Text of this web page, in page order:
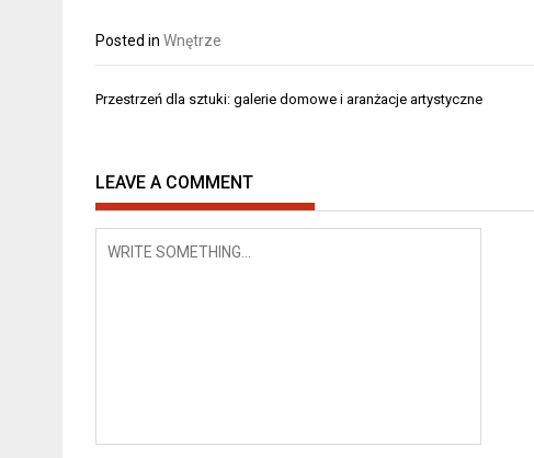
Posted in Wnętrze
Nawigacja
Przestrzeń dla sztuki: galerie domowe i aranżacje artystyczne
LEAVE A COMMENT